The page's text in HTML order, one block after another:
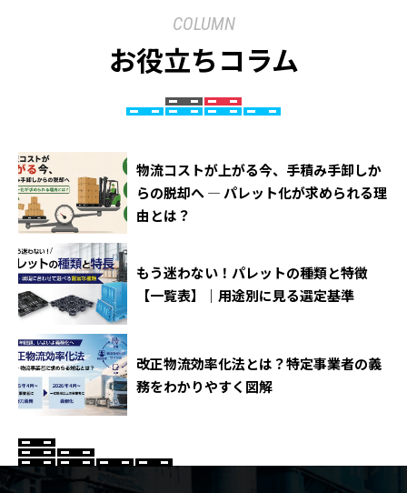
COLUMN
お役立ちコラム
物流コストが上がる今、手積み手卸しか
らの脱却へ ― パレット化が求められる理
由とは？
もう迷わない！パレットの種類と特徴
【一覧表】｜用途別に見る選定基準
改正物流効率化法とは？特定事業者の義
務をわかりやすく図解